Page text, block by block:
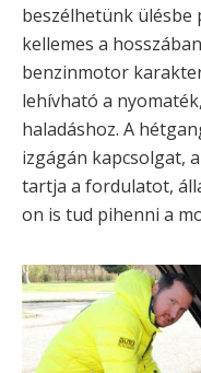
beszélhetünk ülésbe
kellemes a
benzinmotor
lehívható a
haladáshoz. A
izgágán kapcsolgat,
tartja a fordulatot,
on is tud pihenni a